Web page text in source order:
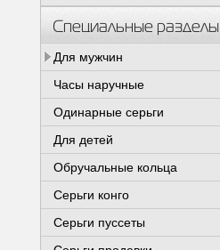
Специальные разделы
Для мужчин
Часы наручные
Одинарные серьги
Для детей
Обручальные кольца
Серьги конго
Серьги пуссеты